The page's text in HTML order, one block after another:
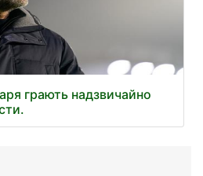
грають надзвичайно